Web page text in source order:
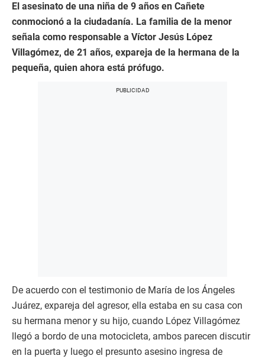
El asesinato de una niña de 9 años en Cañete
conmocionó a la ciudadanía. La familia de la menor
señala como responsable a Víctor Jesús López
Villagómez, de 21 años, expareja de la hermana de la
pequeña, quien ahora está prófugo.
De acuerdo con el testimonio de María de los Ángeles
Juárez, expareja del agresor, ella estaba en su casa con
su hermana menor y su hijo, cuando López Villagómez
llegó a bordo de una motocicleta, ambos parecen discutir
en la puerta y luego el presunto asesino ingresa de